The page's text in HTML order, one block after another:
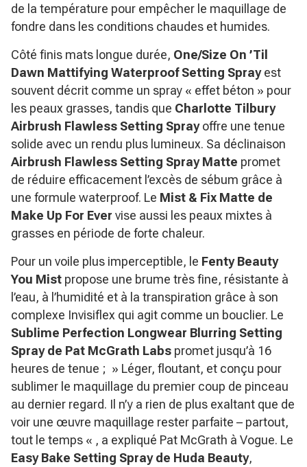
de la température pour empêcher le maquillage de
fondre dans les conditions chaudes et humides.
Côté finis mats longue durée, One/Size On ’Til
Dawn Mattifying Waterproof Setting Sprayest
souvent décrit comme un spray « effet béton » pour
les peaux grasses, tandis que Charlotte Tilbury
Airbrush Flawless Setting Sprayoffre une tenue
solide avec un rendu plus lumineux. Sa déclinaison
Airbrush Flawless Setting Spray Matte promet
de réduire efficacement l’excès de sébum grâce à
une formule waterproof. Le Mist & Fix Matte de
Make Up For Ever vise aussi les peaux mixtes à
grasses en période de forte chaleur.
Pour un voile plus imperceptible, le Fenty Beauty
You Mist propose une brume très fine, résistante à
l’eau, à l’humidité et à la transpiration grâce à son
complexe Invisiflex qui agit comme un bouclier. Le
Sublime Perfection Longwear Blurring Setting
Spray de Pat McGrath Labs promet jusqu’à 16
heures de tenue ; » Léger, floutant, et conçu pour
sublimer le maquillage du premier coup de pinceau
au dernier regard. Il n’y a rien de plus exaltant que de
voir une œuvre maquillage rester parfaite – partout,
tout le temps « , a expliqué Pat McGrath à Vogue. Le
Easy Bake Setting Spray de Huda Beauty,